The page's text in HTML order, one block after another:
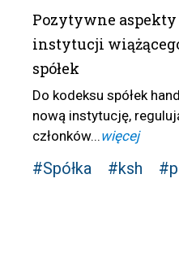
Pozytywne
instytucji
spółek
Do kodeksu spółek
nową instytucję,
członków... więcej
#Spółka #ksh